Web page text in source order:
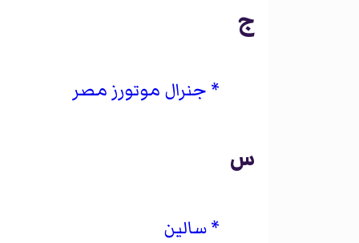
ج
جنرال موتورز مصر
س
سالين